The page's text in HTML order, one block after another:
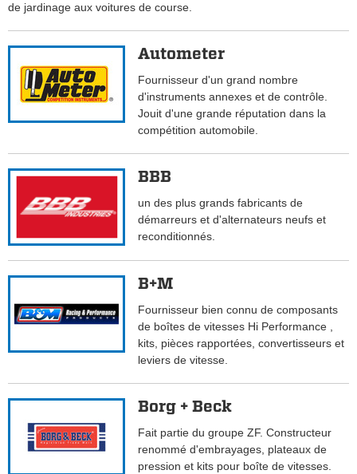
de jardinage aux voitures de course.
Autometer
Fournisseur d'un grand nombre
d'instruments annexes et de contrôle.
Jouit d'une grande réputation dans la
compétition automobile.
BBB
un des plus grands fabricants de
démarreurs et d'alternateurs neufs et
reconditionnés.
B+M
Fournisseur bien connu de composants
de boîtes de vitesses Hi Performance ,
kits, pièces rapportées, convertisseurs et
leviers de vitesse.
Borg + Beck
Fait partie du groupe ZF. Constructeur
renommé d'embrayages, plateaux de
pression et kits pour boîte de vitesses.